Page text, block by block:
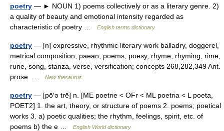
poetry — ► NOUN 1) poems collectively or as a literary genre. 2)
a quality of beauty and emotional intensity regarded as
characteristic of poetry …
English terms dictionary
poetry — [n] expressive, rhythmic literary work balladry, doggerel,
metrical composition, paean, poems, poesy, rhyme, rhyming, rime,
rune, song, stanza, verse, versification; concepts 268,282,349 Ant.
prose …
New thesaurus
poetry — [pō′ə trē] n. [ME poetrie < OFr < ML poetria < L poeta,
POET2] 1. the art, theory, or structure of poems 2. poems; poetical
works 3. a) poetic qualities; the rhythm, feelings, spirit, etc. of
poems b) the e …
English World dictionary